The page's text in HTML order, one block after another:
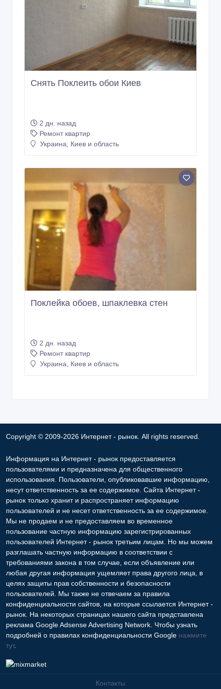
Снять Поклеить обои Киев
2 дн. назад
Ремонт квартир
Украина, Киев и область
​Поклейка обоев, шпаклевка стен
2 дн. назад
Ремонт квартир
Украина, Киев и область
Copyright © 2009-2026 Интернет - рынок. All rights reserved.
Информация на Интернет - рынок предоставляется
пользователями и предназначена для общественного
использования. Пользователи, опубликовавшие информацию,
несут ответственность за ее содержимое. Сайта Интернет -
рынок только хранит и распространяет информацию
пользователей и не несет ответственность за ее содержимое.
Мы не продаем и не предоставляем во временное
пользование частную информацию зарегистрированных
пользователей Интернет - рынок третьим лицам. Но мы можем
разглашать частную информацию в соответствии с
требованиями закона в том случае, если объявление или
любая другая информация ущемляет права другого лица, в
целях защиты прав собственности и безопасности
пользователей. Мы также не отвечаем за правила
конфиденциальности сайтов, на которые ссылается Интернет -
рынок. На некоторых страницах нашего сайта представлена
реклама Google Adsense Advertising Network. Чтобы узнать
подробней о правилах конфиденциальности Google нажмите
тут.
Контакты